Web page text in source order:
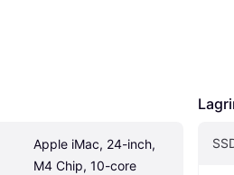
Apple iMac, 24-inch,
M4 Chip, 10-core